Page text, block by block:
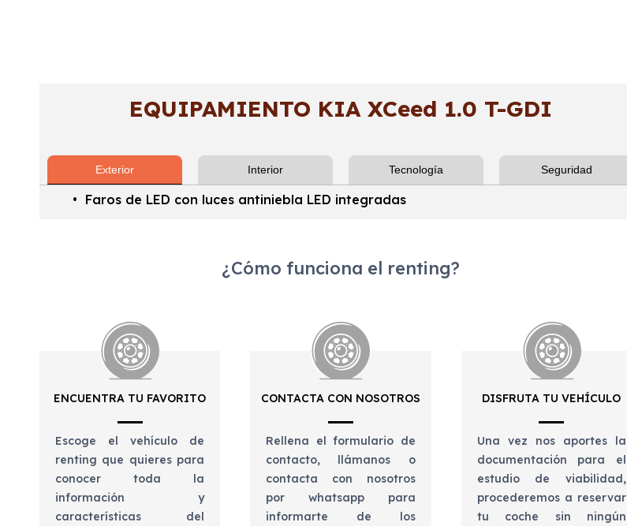
EQUIPAMIENTO KIA XCeed 1.0 T-GDI
Exterior Interior Tecnología Seguridad
Faros de LED con luces antiniebla LED integradas
¿Cómo funciona el renting?
ENCUENTRA TU FAVORITO
Escoge el vehículo de
renting que quieres para
conocer toda la
información y
características del
CONTACTA CON NOSOTROS
Rellena el formulario de
contacto, llámanos o
contacta con nosotros
por whatsapp para
informarte de los
DISFRUTA TU VEHÍCULO
Una vez nos aportes la
documentación para el
estudio de viabilidad,
procederemos a reservar
tu coche sin ningún